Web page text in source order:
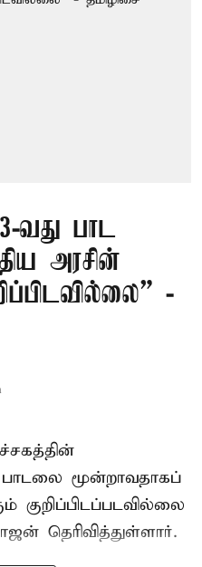
வது பாட
அரசின்
-
பாடலை மூன்றாவதாகப்
தெரிவித்துள்ளார்.